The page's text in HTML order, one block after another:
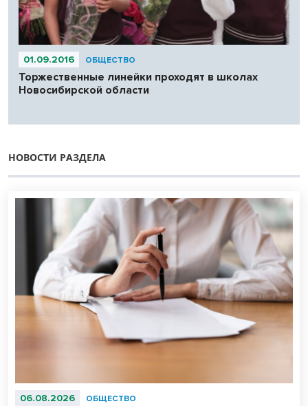
01.09.2016 ОБЩЕСТВО
Торжественные линейки проходят в школах
Новосибирской области
НОВОСТИ РАЗДЕЛА
06.08.2026 ОБЩЕСТВО